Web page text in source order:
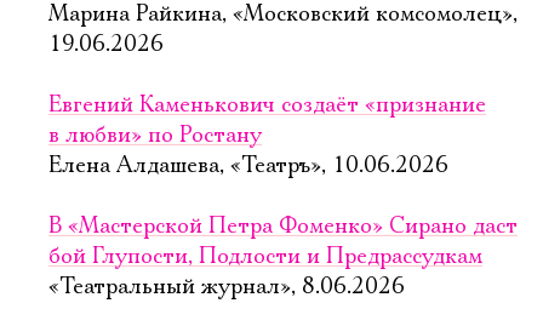
Марина Райкина, «Московский комсомолец»,
19.06.2026
Евгений Каменькович создаёт «признание
в любви» по Ростану
Елена Алдашева, «Театръ», 10.06.2026
В «Мастерской Петра Фоменко» Сирано даст
бой Глупости, Подлости и Предрассудкам
«Театральный журнал», 8.06.2026
Ознакомиться